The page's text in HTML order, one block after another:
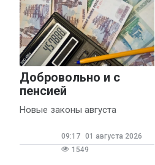
Добровольно и с
пенсией
Новые законы августа
09:17 01 августа 2026
1549